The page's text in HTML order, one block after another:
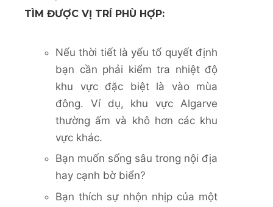
TÌM ĐƯỢC VỊ TRÍ PHÙ HỢP:
Nếu thời tiết là yếu tố quyết định
bạn cần phải kiểm tra nhiệt độ
khu vực đặc biệt là vào mùa
đông. Ví dụ, khu vực Algarve
thường ấm và khô hơn các khu
vực khác.
Bạn muốn sống sâu trong nội địa
hay cạnh bờ biển?
Bạn thích sự nhộn nhịp của một